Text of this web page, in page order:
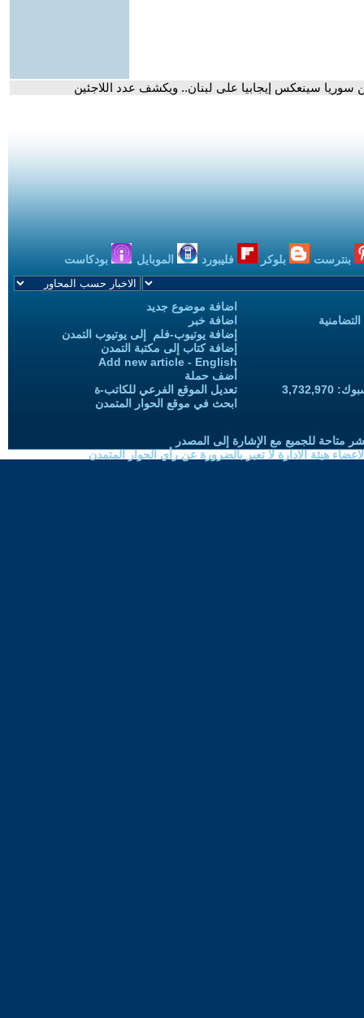
سوريا سينعكس إيجابيا على لبنان.. ويكشف عدد اللاجئين
بنترست بلوكر فليبورد الموبايل بودكاست
اضافة موضوع جديد
اضافة خبر
إضافة يوتيوب-فلم إلى يوتيوب التمدن
إضافة كتاب إلى مكتبة التمدن
Add new article - English
أضف حملة
تعديل الموقع الفرعي للكاتب-ة
ابحث في موقع الحوار المتمدن
متاحة للجميع مع الإشارة إلى المصدر
هيئة الادارة لا تعبر بالضرورة عن رأي الحوار المتمدن